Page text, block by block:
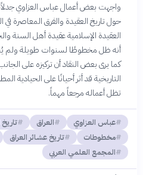
واجهت بعض أعمال عباس العزاوي
حول تاريخ العقيدة والفرق المعاصرة في
أنه ظل مخطوطًا لسنوات طويلة ولم
كما يرى بعض النقاد أن تركيزه على
التاريخية قد أثر أحيانًا على الحيادية
تظل أعماله مرجعاً مهماً.
عباس العزاوي العراق تاريخ
مخطوطات
تاريخ عشائر العراق
المجمع العلمي العربي